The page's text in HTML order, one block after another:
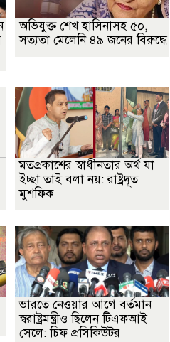
অভিযুক্ত শেখ হাসিনাসহ ৫০,
সত্যতা মেলেনি ৪৯ জনের বিরুদ্ধে
মতপ্রকাশের স্বাধীনতার অর্থ যা
ইচ্ছা তাই বলা নয়: রাষ্ট্রদূত
মুশফিক
ভারতে নেওয়ার আগে বর্তমান
স্বরাষ্ট্রমন্ত্রীও ছিলেন টিএফআই
সেলে: চিফ প্রসিকিউটর